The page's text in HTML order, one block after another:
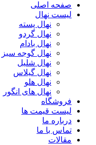
صفحه اصلی
لیست نهال
نهال پسته
نهال گردو
نهال بادام
نهال گوجه سبز
نهال شلیل
نهال گیلاس
نهال هلو
نهال های انگور
فروشگاه
لیست قیمت ها
درباره ما
تماس با ما
مقالات